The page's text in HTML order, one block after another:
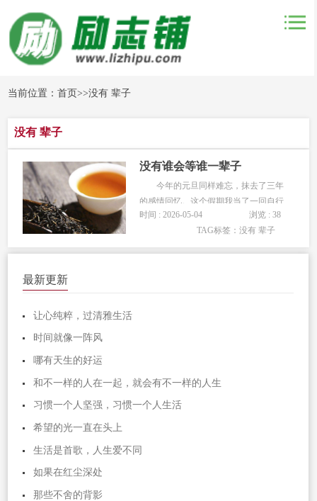
当前位置：首页>>没有 辈子
没有 辈子
没有谁会等谁一辈子
今年的元旦同样难忘，抹去了三年
的感情回忆。这个假期我当了一回自行
车的后轮，沿着前轮走过的痕迹吻遍
了，然后忘却，两人大汗淋漓的吃跳水
时间 : 2026-05-04
浏览 : 38
TAG标签：没有 辈子
最新更新
让心纯粹，过清雅生活
时间就像一阵风
哪有天生的好运
和不一样的人在一起，就会有不一样的人生
习惯一个人坚强，习惯一个人生活
希望的光一直在头上
生活是首歌，人生爱不同
如果在红尘深处
那些不舍的背影